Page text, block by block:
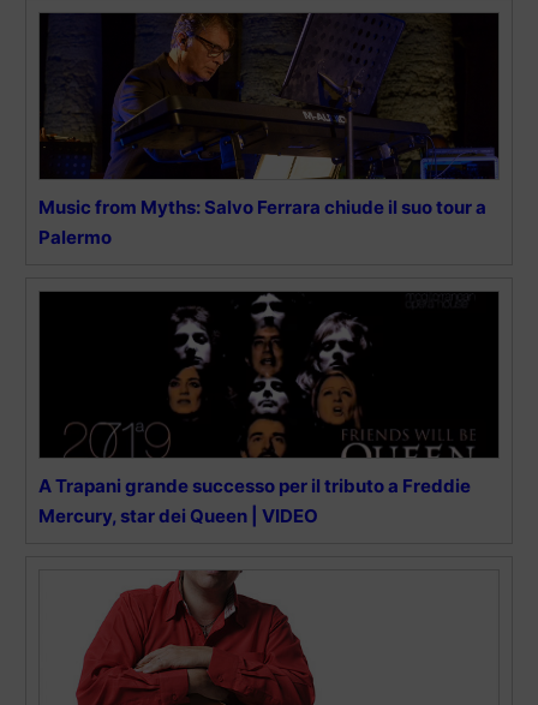
Music from Myths: Salvo Ferrara chiude il suo tour a
Palermo
A Trapani grande successo per il tributo a Freddie
Mercury, star dei Queen | VIDEO